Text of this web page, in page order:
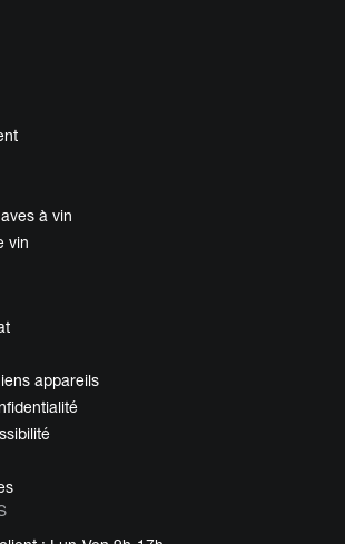
à vin
vin
appareils